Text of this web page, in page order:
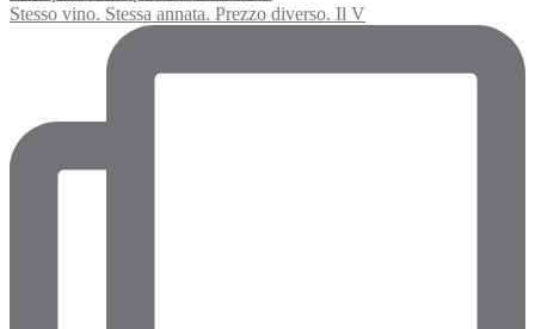
Stesso vino. Stessa annata. Prezzo diverso. Il V